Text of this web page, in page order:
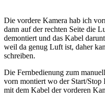
Die vordere Kamera hab ich
dann auf der rechten Seite die
demontiert und das Kabel
weil da genug Luft ist, daher
schreiben.
Die Fernbedienung zum
vorn montiert wo der Start/Stop
mit dem Kabel der vorderen